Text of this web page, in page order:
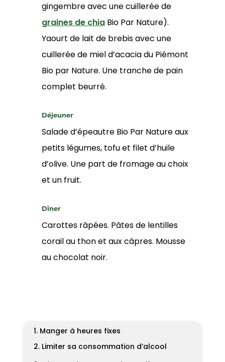
gingembre avec une cuillerée de
graines de chiaBio Par Nature).
Yaourt de lait de brebis avec une
cuillerée de miel d’acacia du Piémont
Bio par Nature. Une tranche de pain
complet beurré.
Déjeuner
Salade d’épeautre Bio Par Nature aux
petits légumes, tofu et filet d’huile
d’olive. Une part de fromage au choix
et un fruit.
Dîner
Carottes râpées. Pâtes de lentilles
corail au thon et aux câpres. Mousse
au chocolat noir.
1. Manger à heures fixes
2. Limiter sa consommation d’alcool